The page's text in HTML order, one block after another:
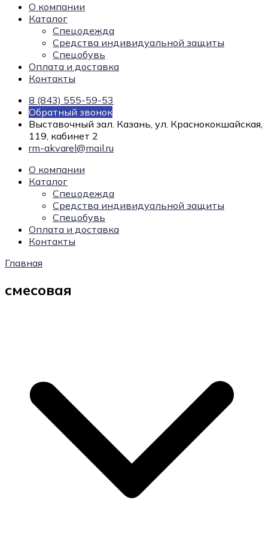
О компании
Каталог
Спецодежда
Средства индивидуальной защиты
Спецобувь
Оплата и доставка
Контакты
8 (843) 555-59-53
Обратный звонок
Выставочный зал. Казань, ул. Краснококшайская,
119, кабинет 2
rm-akvarel@mail.ru
О компании
Каталог
Спецодежда
Средства индивидуальной защиты
Спецобувь
Оплата и доставка
Контакты
Главная
смесовая